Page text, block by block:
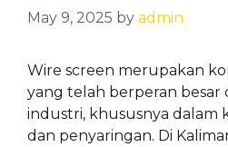
May 9, 2025 by admin
Wire screen merupakan
yang telah berperan besar
industri, khususnya dalam
dan penyaringan. Di